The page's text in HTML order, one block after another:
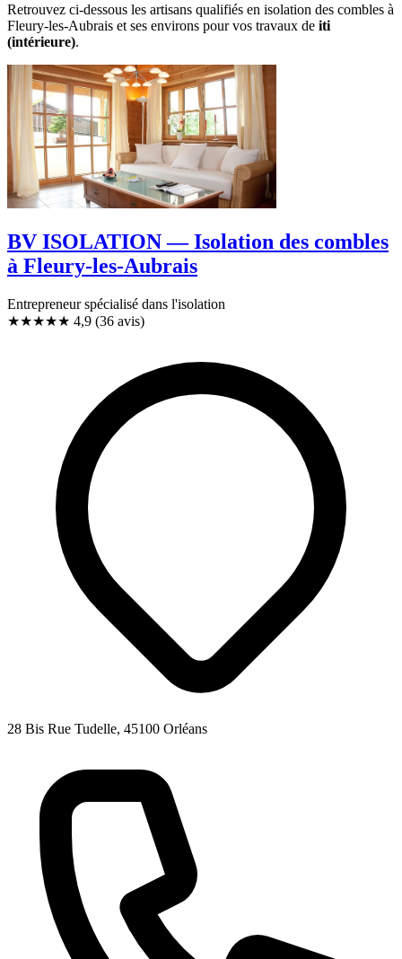
Retrouvez ci-dessous les artisans qualifiés en isolation des combles à
Fleury-les-Aubrais et ses environs pour vos travaux de iti
(intérieure).
BV ISOLATION — Isolation des combles
à Fleury-les-Aubrais
Entrepreneur spécialisé dans l'isolation
★★★★★ 4,9 (36 avis)
28 Bis Rue Tudelle, 45100 Orléans